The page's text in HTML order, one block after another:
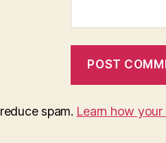
spam. Learn how